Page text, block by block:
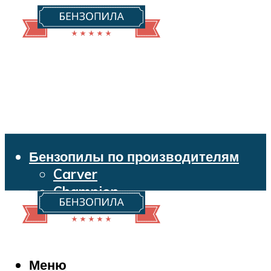
Бензопилы по производителям
Carver
Champion
Echo
Husqvarna
Makita
Меню